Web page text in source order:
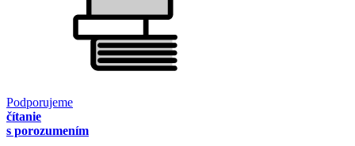
Podporujeme
čítanie
s porozumením